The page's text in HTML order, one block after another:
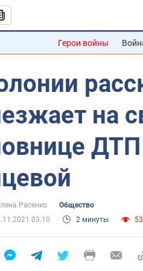
Герои войны
на
Расенко
Общество
03:10
2 минуты